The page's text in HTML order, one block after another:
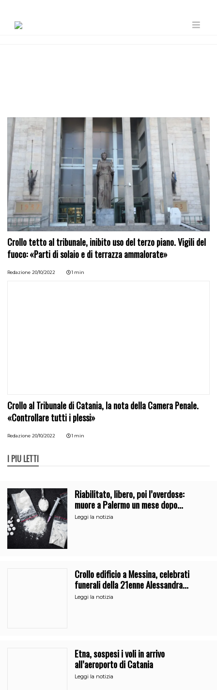
Crollo tetto al tribunale, inibito uso del terzo piano. Vigili del
fuoco: «Parti di solaio e di terrazza ammalorate»
Redazione 20/10/2022 1 min
Crollo al Tribunale di Catania, la nota della Camera Penale.
«Controllare tutti i plessi»
Redazione 20/10/2022 1 min
I PIÙ LETTI
Riabilitato, libero, poi l’overdose:
muore a Palermo un mese dopo
l’uscita dalla comunità
Leggi la notizia
Crollo edificio a Messina, celebrati
funerali della 21enne Alessandra
Frazzica
Leggi la notizia
Etna, sospesi i voli in arrivo
all’aeroporto di Catania
Leggi la notizia